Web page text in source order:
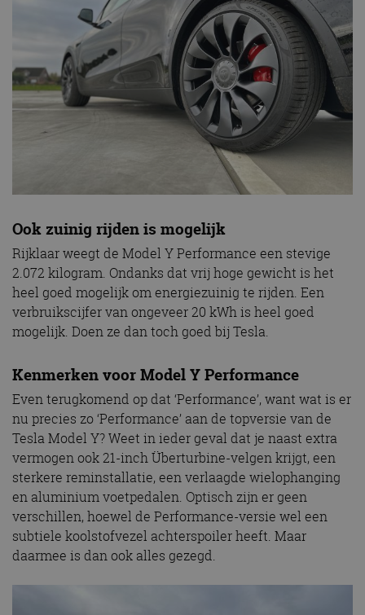
Ook zuinig rijden is mogelijk
Rijklaar weegt de Model Y Performance een stevige
2.072 kilogram. Ondanks dat vrij hoge gewicht is het
heel goed mogelijk om energiezuinig te rijden. Een
verbruikscijfer van ongeveer 20 kWh is heel goed
mogelijk. Doen ze dan toch goed bij Tesla.
Kenmerken voor Model Y Performance
Even terugkomend op dat ‘Performance’, want wat is er
nu precies zo ‘Performance’ aan de topversie van de
Tesla Model Y? Weet in ieder geval dat je naast extra
vermogen ook 21-inch Überturbine-velgen krijgt, een
sterkere reminstallatie, een verlaagde wielophanging
en aluminium voetpedalen. Optisch zijn er geen
verschillen, hoewel de Performance-versie wel een
subtiele koolstofvezel achterspoiler heeft. Maar
daarmee is dan ook alles gezegd.